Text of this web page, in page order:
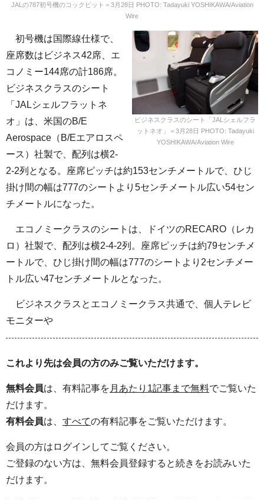
JALの787初号機のコックピット＝3月28日 PHOTO: Tadayuki YOSHIKAWA/Aviation
Wire
ビジネスクラスのシート「JALシェルフラ
ットネオ」＝3月28日 PHOTO: Tadayuki
YOSHIKAWA/Aviation Wire
初号機は国際線仕様で、
座席数はビジネス42席、エ
コノミー144席の計186席。
ビジネスクラスのシート
「JALシェルフラットネ
オ」は、米国のB/E
Aerospace（B/Eエアロスペ
ース）社製で、配列は横2-
2-2列となる。座席ピッチは約153センチメートルで、ひじ
掛け間の幅は777のシートより5センチメートル広い54セン
チメートルになった。
エコノミークラスのシートは、ドイツのRECARO（レカ
ロ）社製で、配列は横2-4-2列。座席ピッチは約79センチメ
ートルで、ひじ掛け間の幅は777のシートより2センチメー
トル広い47センチメートルとなった。
ビジネスクラスとエコノミークラス共通で、個人テレビ
モニターや
これより先は会員の方のみご覧いただけます。
無料会員は、有料記事を 月あたり1記事まで無料でご覧いた
だけます。
有料会員は、 すべての有料記事をご覧いただけます。
会員の方はログインしてご覧ください。
ご登録のない方は、無料会員登録すると続きをお読みいた
だけます。